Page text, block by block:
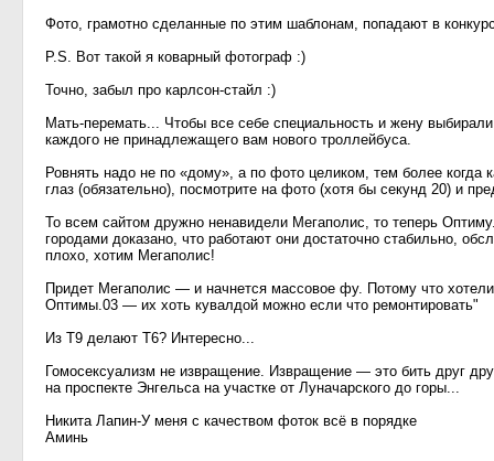
Фото, грамотно сделанные по этим шаблонам, попадают в
P.S. Вот такой я коварный фотограф :)
Точно, забыл про карлсон-стайл :)
Мать-перемать... Чтобы все себе специальность и жену
каждого не принадлежащего вам нового троллейбуса.
Ровнять надо не по «дому», а по фото целиком, тем более когда
глаз (обязательно), посмотрите на фото (хотя бы секунд 20) и
То всем сайтом дружно ненавидели Мегаполис, то теперь
городами доказано, что работают они достаточно стабильно,
плохо, хотим Мегаполис!
Придет Мегаполис — и начнется массовое фу. Потому что
Оптимы.03 — их хоть кувалдой можно если что ремонтировать"
Из Т9 делают Т6? Интересно...
Гомосексуализм не извращение. Извращение — это бить друг
на проспекте Энгельса на участке от Луначарского до горы...
Никита Лапин-У меня с качеством фоток всё в порядке
Аминь